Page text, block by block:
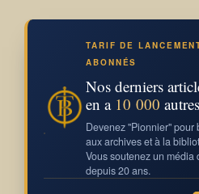
TARIF DE
ABONNÉS
Nos derniers
en a 10 000
Devenez "Pionnier"
aux archives et à la
Vous soutenez un
depuis 20 ans.